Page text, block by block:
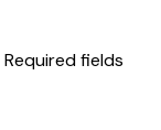
Required fields